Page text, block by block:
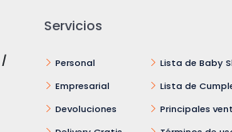
/
Servicios
Personal
Empresarial
Devoluciones
Lista de Baby
Lista de
Principales